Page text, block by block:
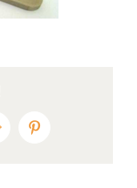
Google+